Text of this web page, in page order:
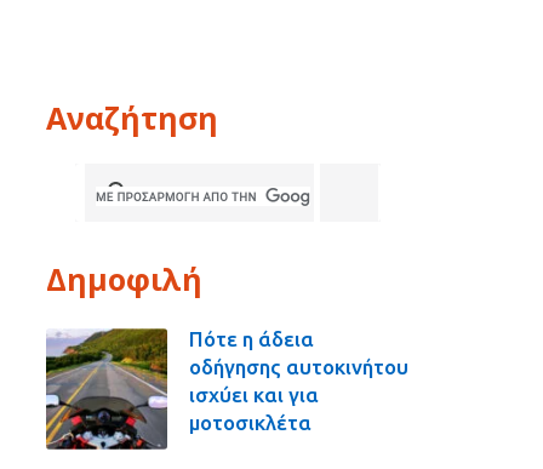
Αναζήτηση
Δημοφιλή
Πότε η άδεια
οδήγησης αυτοκινήτου
ισχύει και για
μοτοσικλέτα